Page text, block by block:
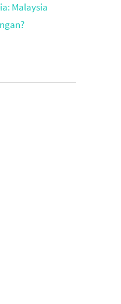
Malaysia